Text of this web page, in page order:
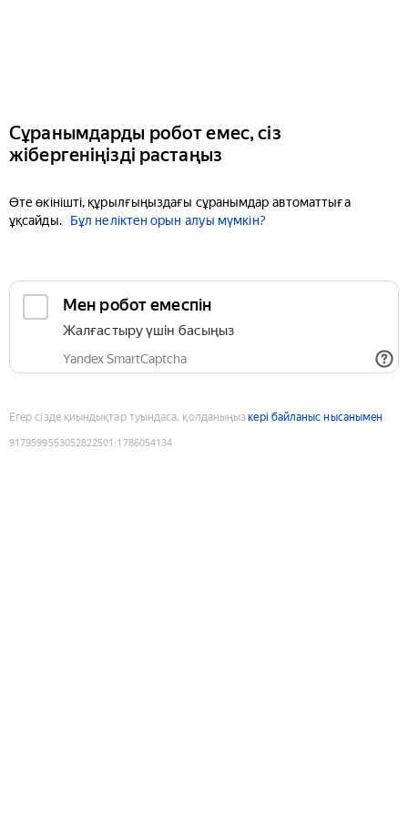
Сұранымдарды робот емес, сіз
жібергеніңізді растаңыз
Өте өкінішті, құрылғыңыздағы сұранымдар автоматтыға
ұқсайды.
Бұл неліктен орын алуы мүмкін?
Мен робот емеспін
Жалғастыру үшін басыңыз
Yandex SmartCaptcha
Егер сізде қиындықтар туындаса, қолданыңыз кері байланыс нысанымен
9179599553052822501 :1786054134